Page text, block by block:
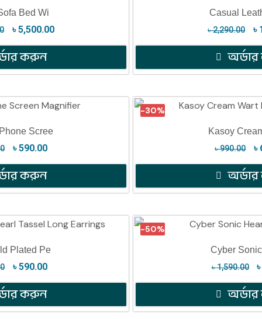
Bed Wi
৳5,500.00
করুন
Casual
৳2,290.00 ৳
Scree
৳590.00
করুন
-30%
Kasoy
৳990.00 ৳
Plated Pe
৳590.00
করুন
-50%
Cyber
৳1,590.00